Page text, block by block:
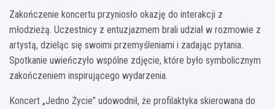
Zakończenie koncertu przyniosło okazję do interakcji z
młodzieżą. Uczestnicy z entuzjazmem brali udział w rozmowie z
artystą, dzieląc się swoimi przemyśleniami i zadając pytania.
Spotkanie uwieńczyło wspólne zdjęcie, które było symbolicznym
zakończeniem inspirującego wydarzenia.
Koncert „Jedno Życie” udowodnił, że profilaktyka skierowana do